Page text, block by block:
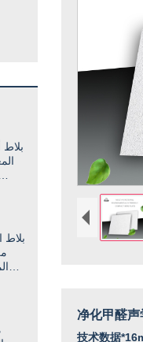
净化甲醛
技术数据